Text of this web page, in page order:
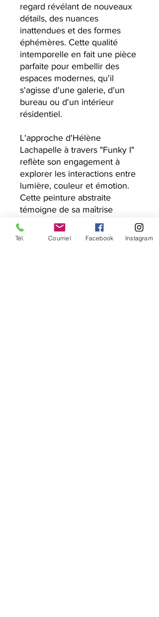
regard révélant de nouveaux
détails, des nuances
inattendues et des formes
éphémères. Cette qualité
intemporelle en fait une pièce
parfaite pour embellir des
espaces modernes, qu'il
s'agisse d'une galerie, d'un
bureau ou d'un intérieur
résidentiel.
L'approche d'Hélène
Lachapelle à travers "Funky I"
reflète son engagement à
explorer les interactions entre
lumière, couleur et émotion.
Cette peinture abstraite
témoigne de sa maîtrise
technique et de sa sensibilité
artistique, confirmant son
Tél. Courriel Facebook Instagram